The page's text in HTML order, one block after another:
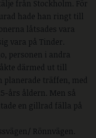
från Stockholm. För
hade han ringt till
låtsades vara
vara på Tinder.
personen i andra
därmed ut till
planerade träffen, med
års åldern. Men så
en gillrad fälla på
Rönnvägen.